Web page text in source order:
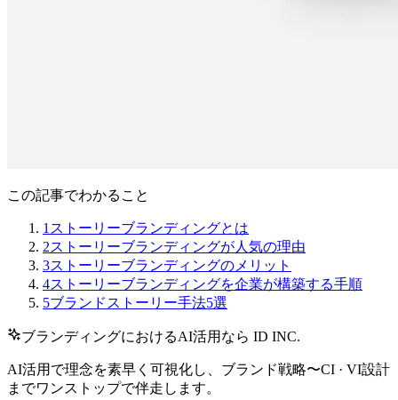
この記事でわかること
1 ストーリーブランディングとは
2ストーリーブランディングが人気の理由
3ストーリーブランディングのメリット
4ストーリーブランディングを企業が構築する手順
5ブランドストーリー手法5選
ブランディングにおけるAI活用なら ID INC.
AI活用で理念を素早く可視化し、ブランド戦略〜CI · VI設計
までワンストップで伴走します。